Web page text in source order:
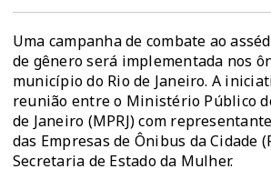
Uma campanha de combate ao
de gênero será implementada nos
município do Rio de Janeiro. A
reunião entre o Ministério Público
de Janeiro (MPRJ) com
das Empresas de Ônibus da Cidade
Secretaria de Estado da Mulher.